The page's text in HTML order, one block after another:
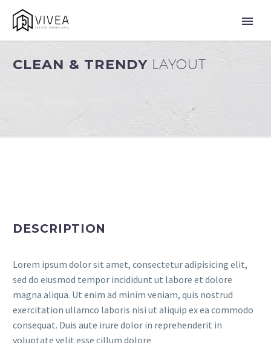
CLEAN & TRENDY LAYOUT
DESCRIPTION
Lorem ipsum dolor sit amet, consectetur adipisicing elit,
sed do eiusmod tempor incididunt ut labore et dolore
magna aliqua. Ut enim ad minim veniam, quis nostrud
exercitation ullamco laboris nisi ut aliquip ex ea commodo
consequat. Duis aute irure dolor in reprehenderit in
voluptate velit esse cillum dolore